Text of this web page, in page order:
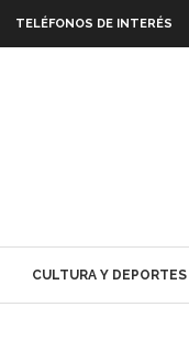
TELÉFONOS DE INTERÉS
CULTURA Y DEPORTES